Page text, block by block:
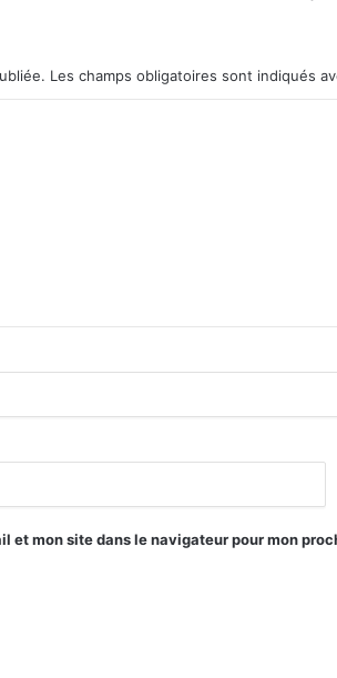
Les champs obligatoires sont indiqués
et mon site dans le navigateur pour mon